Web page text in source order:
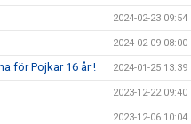
2024-02-23 09:54
2024-02-09 08:00
för Pojkar 16 år ! 2024-01-25 13:39
2023-12-22 09:40
2023-12-06 10:04